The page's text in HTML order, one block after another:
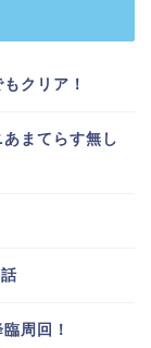
クリア！
まてらす無し
周回！